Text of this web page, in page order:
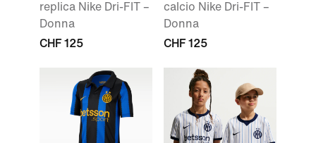
replica Nike Dri-FIT –
Donna
CHF 125
calcio Nike Dri-FIT –
Donna
CHF 125